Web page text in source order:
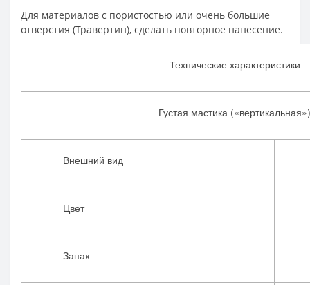
Для материалов с пористостью или очень большие
отверстия (Травертин), сделать повторное нанесение.
Технические характеристики
Густая мастика («вертикальная»)
Внешний вид
Цвет
Запах